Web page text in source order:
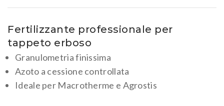
Fertilizzante professionale per
tappeto erboso
Granulometria finissima
Azoto a cessione controllata
Ideale per Macrotherme e Agrostis